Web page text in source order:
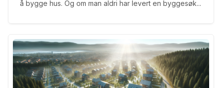
å bygge hus. Og om man aldri har levert en byggesøk...